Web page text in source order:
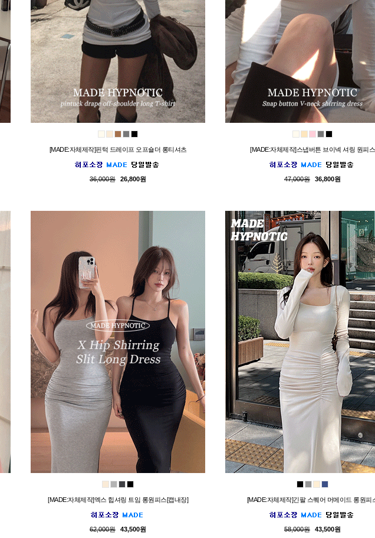
[MADE:자체제작]핀턱 드레이프 오프숄더 롱티셔츠
36,000원 26,800원
[MADE:자체제작]스냅버튼 브이넥 셔링 원피스
47,000원 36,800원
[MADE:자체제작]엑스 힙셔링 트임 롱원피스[캡내장]
62,000원 43,500원
[MADE:자체제작]긴팔 스퀘어 머메이드 롱원피
58,000원 43,500원